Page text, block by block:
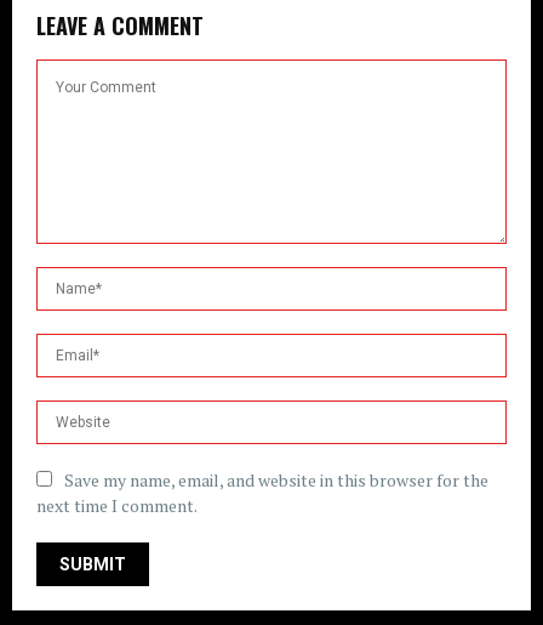
LEAVE A COMMENT
Save my name, email, and website in this browser for the
next time I comment.